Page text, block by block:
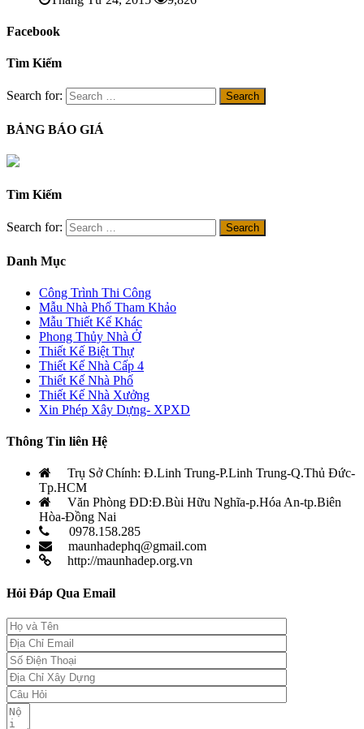
Facebook
Tìm Kiếm
Search for:
BẢNG BÁO GIÁ
Tìm Kiếm
Search for:
Danh Mục
Công Trình Thi Công
Mẫu Nhà Phố Tham Khảo
Mẫu Thiết Kế Khác
Phong Thủy Nhà Ở
Thiết Kế Biệt Thự
Thiết Kế Nhà Cấp 4
Thiết Kế Nhà Phố
Thiết Kế Nhà Xưởng
Xin Phép Xây Dựng- XPXD
Thông Tin liên Hệ
Trụ Sở Chính: Đ.Linh Trung-P.Linh Trung-Q.Thủ Đức-
Tp.HCM
Văn Phòng ĐD:Đ.Bùi Hữu Nghĩa-p.Hóa An-tp.Biên
Hòa-Đồng Nai
0978.158.285
maunhadephq@gmail.com
http://maunhadep.org.vn
Hỏi Đáp Qua Email